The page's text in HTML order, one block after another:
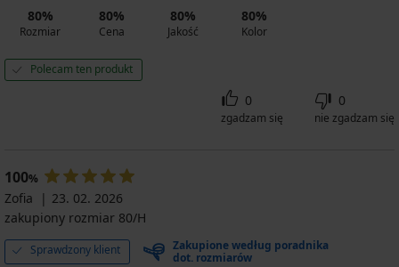
80%
Rozmiar
80%
Cena
80%
Jakość
80%
Kolor
Polecam ten produkt
0
zgadzam się
0
nie zgadzam się
100%
Zofia
23. 02. 2026
zakupiony rozmiar 80/H
Sprawdzony klient
Zakupione według poradnika
dot. rozmiarów